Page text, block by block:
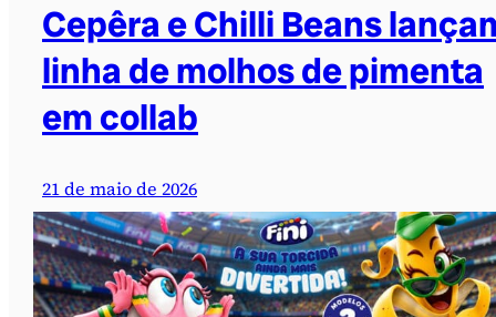
Cepêra e Chilli Beans
linha de molhos de pimenta
em collab
21 de maio de 2026